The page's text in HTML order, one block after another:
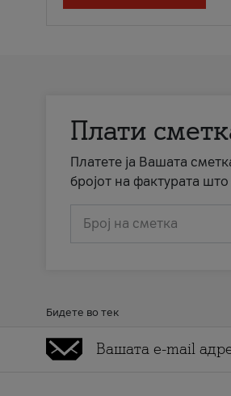
Плати
Платете ја Вашата
бројот на фактурата што
Број на сметка
Бидете во тек